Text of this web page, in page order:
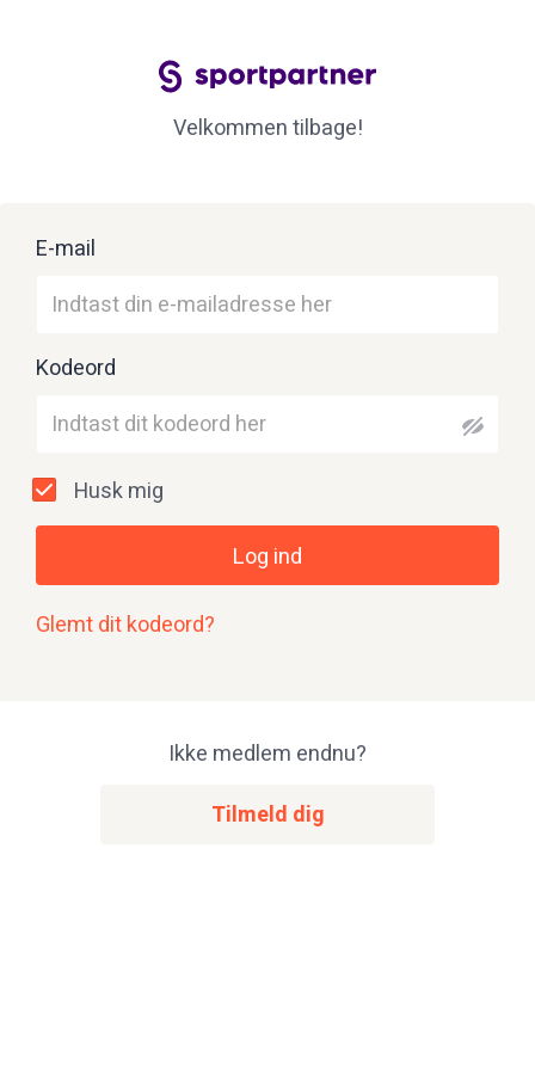
Velkommen tilbage!
E-mail
Kodeord
Husk mig
Log ind
Glemt dit kodeord?
Ikke medlem endnu?
Tilmeld dig